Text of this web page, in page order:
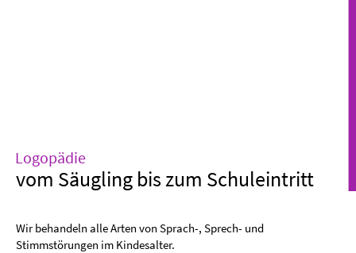
Logopädie
vom Säugling bis zum Schuleintritt
Wir behandeln alle Arten von Sprach-, Sprech- und
Stimmstörungen im Kindesalter.